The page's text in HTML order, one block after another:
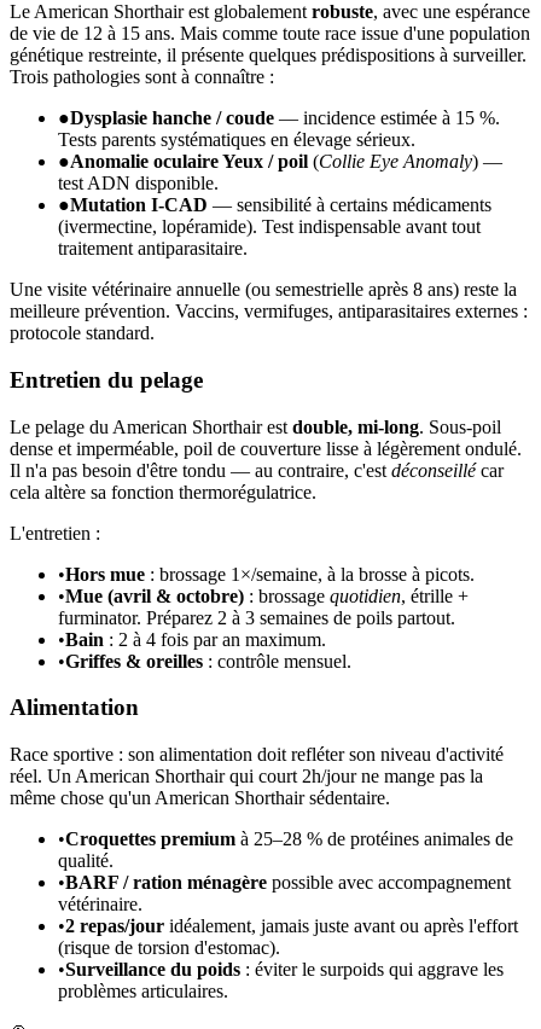
Le American Shorthair est globalement robuste, avec une espérance
de vie de 12 à 15 ans. Mais comme toute race issue d'une population
génétique restreinte, il présente quelques prédispositions à surveiller.
Trois pathologies sont à connaître :
●Dysplasie hanche / coude — incidence estimée à 15 %.
Tests parents systématiques en élevage sérieux.
●Anomalie oculaire Yeux / poil (Collie Eye Anomaly) —
test ADN disponible.
●Mutation I-CAD — sensibilité à certains médicaments
(ivermectine, lopéramide). Test indispensable avant tout
traitement antiparasitaire.
Une visite vétérinaire annuelle (ou semestrielle après 8 ans) reste la
meilleure prévention. Vaccins, vermifuges, antiparasitaires externes :
protocole standard.
Entretien du pelage
Le pelage du American Shorthair est double, mi-long. Sous-poil
dense et imperméable, poil de couverture lisse à légèrement ondulé.
Il n'a pas besoin d'être tondu — au contraire, c'est déconseillécar
cela altère sa fonction thermorégulatrice.
L'entretien :
•Hors mue : brossage 1×/semaine, à la brosse à picots.
•Mue (avril & octobre) : brossage quotidien, étrille +
furminator. Préparez 2 à 3 semaines de poils partout.
•Bain : 2 à 4 fois par an maximum.
•Griffes & oreilles : contrôle mensuel.
Alimentation
Race sportive : son alimentation doit refléter son niveau d'activité
réel. Un American Shorthair qui court 2h/jour ne mange pas la
même chose qu'un American Shorthair sédentaire.
•Croquettes premium à 25–28 % de protéines animales de
qualité.
•BARF / ration ménagère possible avec accompagnement
vétérinaire.
•2 repas/jour idéalement, jamais juste avant ou après l'effort
(risque de torsion d'estomac).
•Surveillance du poids : éviter le surpoids qui aggrave les
problèmes articulaires.